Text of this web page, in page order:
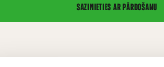
SAZINIETIES AR PĀRDOŠANU